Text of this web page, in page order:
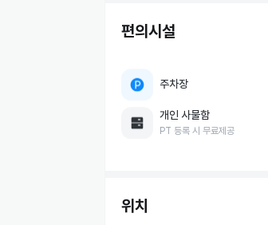
편의시설
주차장
개인 사물함
PT 등록 시 무료제공
위치